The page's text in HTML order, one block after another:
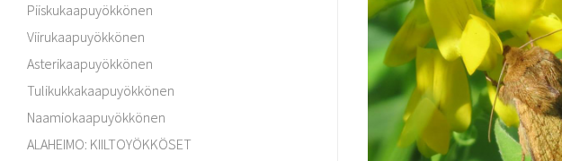
Piiskukaapuyökkönen
Viirukaapuyökkönen
Asterikaapuyökkönen
Tulikukkakaapuyökkönen
Naamiokaapuyökkönen
ALAHEIMO: KIILTOYÖKKÖSET